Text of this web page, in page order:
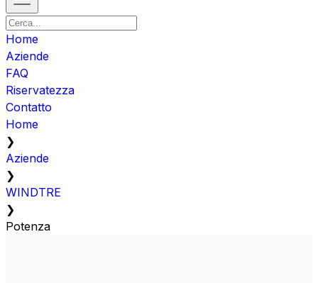
Home
Aziende
FAQ
Riservatezza
Contatto
Home
❯
Aziende
❯
WINDTRE
❯
Potenza